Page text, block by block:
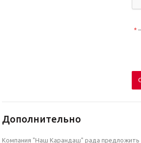
*
Дополнительно
Компания "Наш Карандаш" рада предложить